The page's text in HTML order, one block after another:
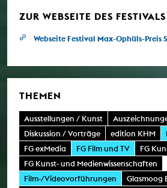
ZUR WEBSEITE DES FESTIVALS
Webseite Festival Max-Ophüls-Preis
THEMEN
Ausstellungen / Kunst
Diskussion / Vorträge
edition KHM
FG exMedia
FG Film und TV
FG
FG Kunst- und Medienwissenschaften
Film-/Videovorführungen
Glasmoog